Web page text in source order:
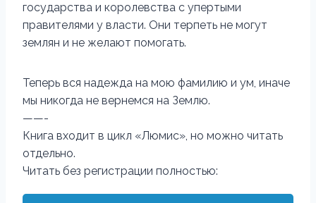
государства и королевства с упертыми
правителями у власти. Они терпеть не могут
землян и не желают помогать.
Теперь вся надежда на мою фамилию и ум, иначе
мы никогда не вернемся на Землю.
——-
Книга входит в цикл «Люмис», но можно читать
отдельно.
Читать без регистрации полностью: